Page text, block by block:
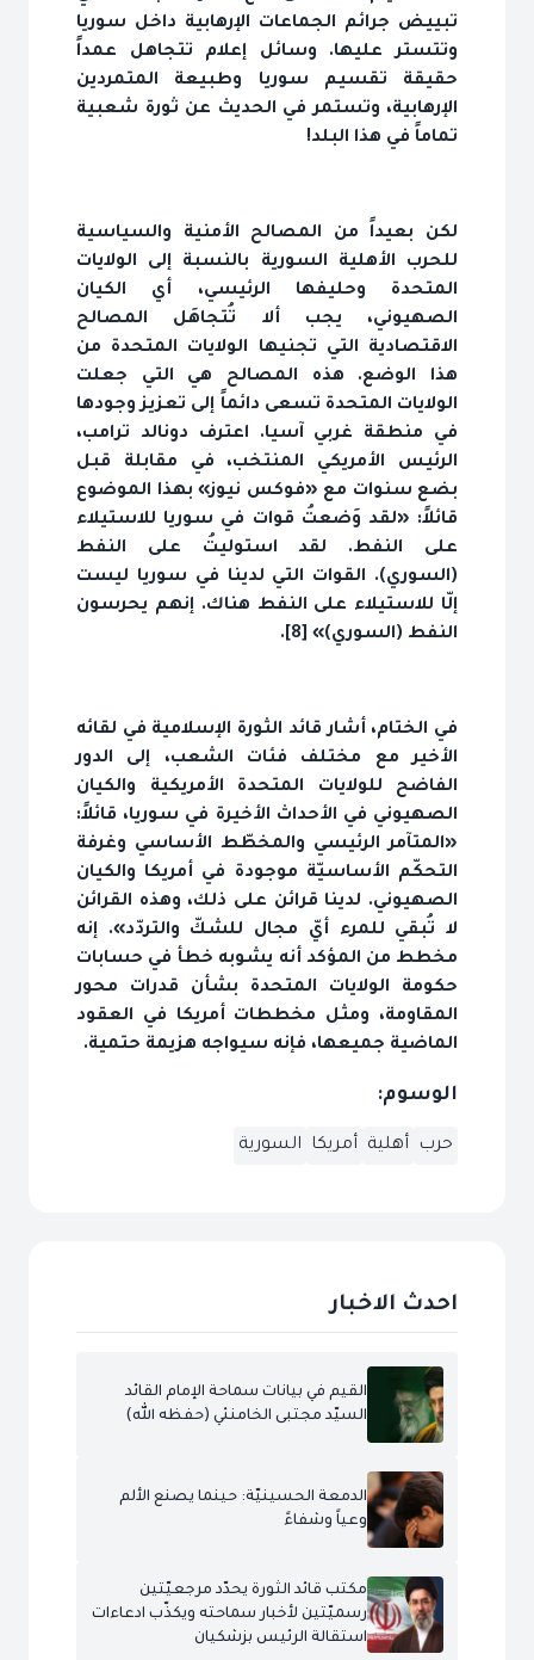
تبييض جرائم الجماعات الإرهابية داخل سوريا
وتتستر عليها. وسائل إعلام تتجاهل عمداً
حقيقة تقسيم سوريا وطبيعة المتمردين
الإرهابية، وتستمر في الحديث عن ثورة شعبية
تماماً في هذا البلد!
لكن بعيداً من المصالح الأمنية والسياسية
للحرب الأهلية السورية بالنسبة إلى الولايات
المتحدة وحليفها الرئيسي، أي الكيان
الصهيوني، يجب ألا تُتجاهَل المصالح
الاقتصادية التي تجنيها الولايات المتحدة من
هذا الوضع. هذه المصالح هي التي جعلت
الولايات المتحدة تسعى دائماً إلى تعزيز وجودها
في منطقة غربي آسيا. اعترف دونالد ترامب،
الرئيس الأمريكي المنتخب، في مقابلة قبل
بضع سنوات مع «فوكس نيوز» بهذا الموضوع
قائلاً: «لقد وَضعتُ قوات في سوريا للاستيلاء
على النفط. لقد استوليتُ على النفط
(السوري). القوات التي لدينا في سوريا ليست
إلّا للاستيلاء على النفط هناك. إنهم يحرسون
النفط (السوري)» [8].
في الختام، أشار قائد الثورة الإسلامية في لقائه
الأخير مع مختلف فئات الشعب، إلى الدور
الفاضح للولايات المتحدة الأمريكية والكيان
الصهيوني في الأحداث الأخيرة في سوريا، قائلاً:
«المتآمر الرئيسي والمخطّط الأساسي وغرفة
التحكّم الأساسيّة موجودة في أمريكا والكيان
الصهيوني. لدينا قرائن على ذلك، وهذه القرائن
لا تُبقي للمرء أيّ مجال للشكّ والتردّد». إنه
مخطط من المؤكد أنه يشوبه خطأ في حسابات
حكومة الولايات المتحدة بشأن قدرات محور
المقاومة، ومثل مخططات أمريكا في العقود
الماضية جميعها، فإنه سيواجه هزيمة حتمية.
الوسوم:
حرب أهلية أمريكا السورية
احدث الاخبار
القيم في بيانات سماحة الإمام القائد
السيّد مجتبى الخامنئي (حفظه الله)
الدمعة الحسينيّة: حينما يصنع الألم
وعياً وشفاءً
مكتب قائد الثورة يحدّد مرجعيّتين
رسميّتين لأخبار سماحته ويكذّب ادعاءات
استقالة الرئيس بزشكيان